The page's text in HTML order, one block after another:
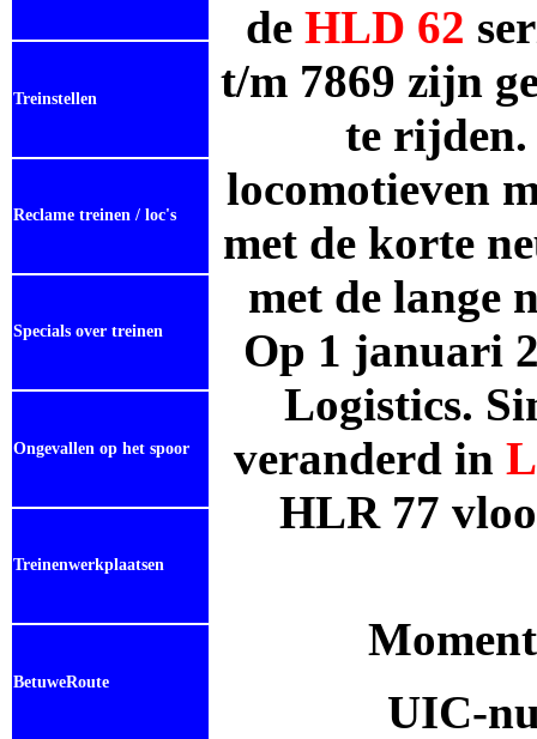
de HLD 62
t/m 7869 zijn
te rijden.
locomotieven
met de korte
met de lange
Op 1 januari
Logistics.
veranderd in
HLR 77
UIC-
Treinstellen
Reclame treinen / loc's
Specials over treinen
Ongevallen op het spoor
Treinenwerkplaatsen
BetuweRoute